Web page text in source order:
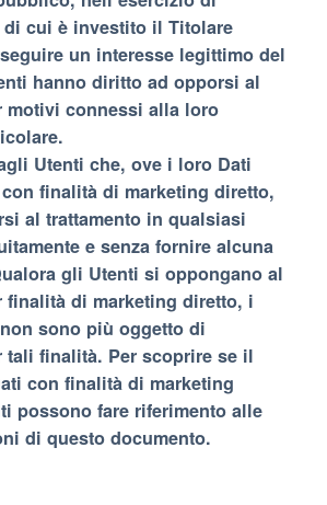
cui è investito il Titolare
un interesse legittimo del
hanno diritto ad opporsi al
motivi connessi alla loro
Utenti che, ove i loro Dati
finalità di marketing diretto,
al trattamento in qualsiasi
e senza fornire alcuna
gli Utenti si oppongano al
finalità di marketing diretto, i
sono più oggetto di
tali finalità. Per scoprire se il
con finalità di marketing
possono fare riferimento alle
di questo documento.